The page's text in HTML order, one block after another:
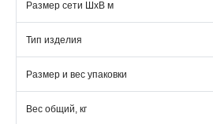
Размер сети ШхВ м
Тип изделия
Размер и вес упаковки
Вес общий, кг